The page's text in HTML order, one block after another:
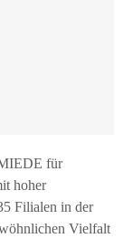
für
hoher
Filialen in der
Vielfalt